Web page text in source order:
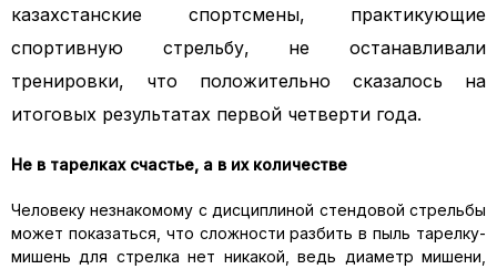
казахстанские спортсмены, практикующие
спортивную стрельбу, не останавливали
тренировки, что положительно сказалось на
итоговых результатах первой четверти года.
Не в тарелках счастье, а в их количестве
Человеку незнакомому с дисциплиной стендовой стрельбы
может показаться, что сложности разбить в пыль тарелку-
мишень для стрелка нет никакой, ведь диаметр мишени,